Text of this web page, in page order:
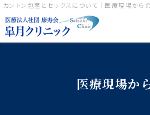
医療現場か